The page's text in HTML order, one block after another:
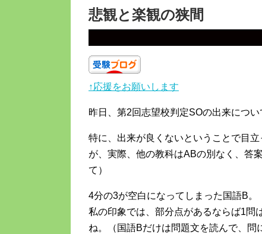
悲観と楽観の狭間
↑応援をお願いします
昨日、第2回志望校判定SOの出来につい
特に、出来が良くないということで目
が、実際、他の教科はABの別なく、答
て）
4分の3が空白になってしまった国語B。
私の印象では、部分点があるならば1問
ね。（国語Bだけは問題文を読んで、問